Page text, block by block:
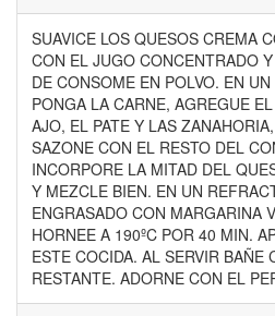
SUAVICE LOS QUESOS CREMA
CON EL JUGO CONCENTRADO
DE CONSOME EN POLVO. EN
PONGA LA CARNE, AGREGUE
AJO, EL PATE Y LAS
SAZONE CON EL RESTO DEL
INCORPORE LA MITAD DEL
Y MEZCLE BIEN. EN UN
ENGRASADO CON MARGARINA
HORNEE A 190ºC POR 40 MIN.
ESTE COCIDA. AL SERVIR BAÑE
RESTANTE. ADORNE CON EL